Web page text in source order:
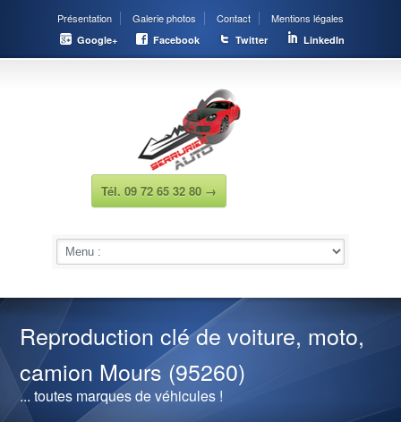
Présentation Galerie photos Contact Mentions légales
Google+ Facebook Twitter LinkedIn
Tél. 09 72 65 32 80 →
Reproduction clé de voiture, moto,
camion Mours (95260)
... toutes marques de véhicules !